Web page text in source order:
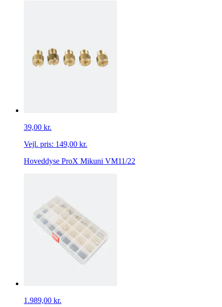
39,00 kr.
Vejl. pris: 149,00 kr.
Hoveddyse ProX Mikuni VM11/22
1.989,00 kr.